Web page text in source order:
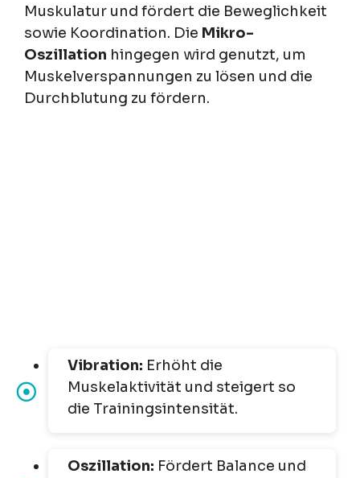
Muskulatur und fördert die Beweglichkeit
sowie Koordination. Die Mikro-
Oszillation hingegen wird genutzt, um
Muskelverspannungen zu lösen und die
Durchblutung zu fördern.
Vibration: Erhöht die
Muskelaktivität und steigert so
die Trainingsintensität.
Oszillation: Fördert Balance und